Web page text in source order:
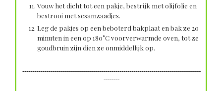
Vouw het dicht tot een pakje, bestrijk met olijfolie en
bestrooi met sesamzaadjes.
Leg de pakjes op een beboterd bakplaat en bak ze 20
minuten in een op 180°C voorverwarmde oven, tot ze
goudbruin zijn dien ze onmiddellijk op.
------------------------------------------------------------------------------------------
--------